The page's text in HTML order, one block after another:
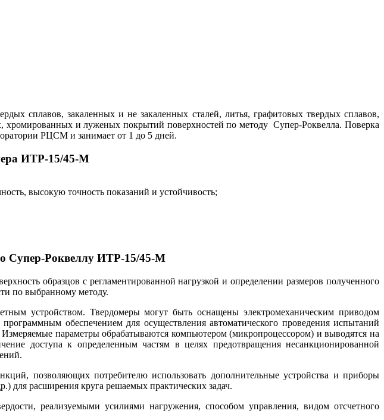
сплавов, закаленных и не закаленных сталей, литья, графитовых твердых сплавов,
и луженых покрытий поверхностей по методу Супер-Роквелла. Поверка
РЦСМ и занимает от 1 до 5 дней.
ИТР-15/45-М
высокую точность показаний и устойчивость;
Супер-Роквеллу ИТР-15/45-М
образцов с регламентированной нагрузкой и определении размеров полученного
по выбранному методу.
устройством. Твердомеры могут быть оснащены электромеханическим приводом
обеспечением для осуществления автоматического проведения испытаний
параметры обрабатываются компьютером (микропроцессором) и выводятся на
доступа к определенным частям в целях предотвращения несанкционированной
позволяющих потребителю использовать дополнительные устройства и приборы
расширения круга решаемых практических задач.
реализуемыми усилиями нагружения, способом управления, видом отсчетного